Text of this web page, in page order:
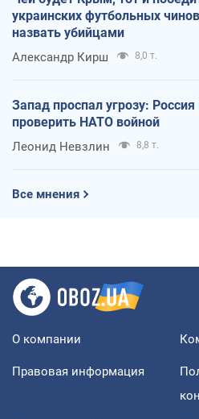
украинских футбольных
назвать убийцами
Александр Кирш 8,0 т.
Запад проспал угрозу:
проверить НАТО войной
Леонид Невзлин 8,8 т.
Все мнения
О компании
Правовая информация